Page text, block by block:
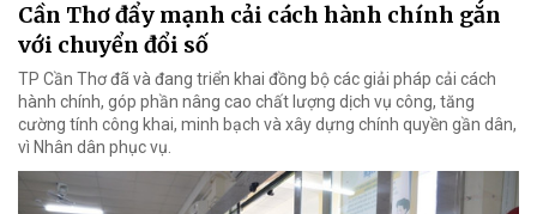
Cần Thơ đẩy mạnh cải cách hành chính gắn
với chuyển đổi số
TP Cần Thơ đã và đang triển khai đồng bộ các giải pháp cải cách
hành chính, góp phần nâng cao chất lượng dịch vụ công, tăng
cường tính công khai, minh bạch và xây dựng chính quyền gần dân,
vì Nhân dân phục vụ.